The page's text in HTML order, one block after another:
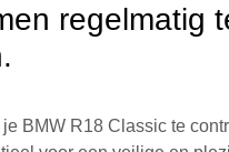
regelmatig
BMW R18 Classic te